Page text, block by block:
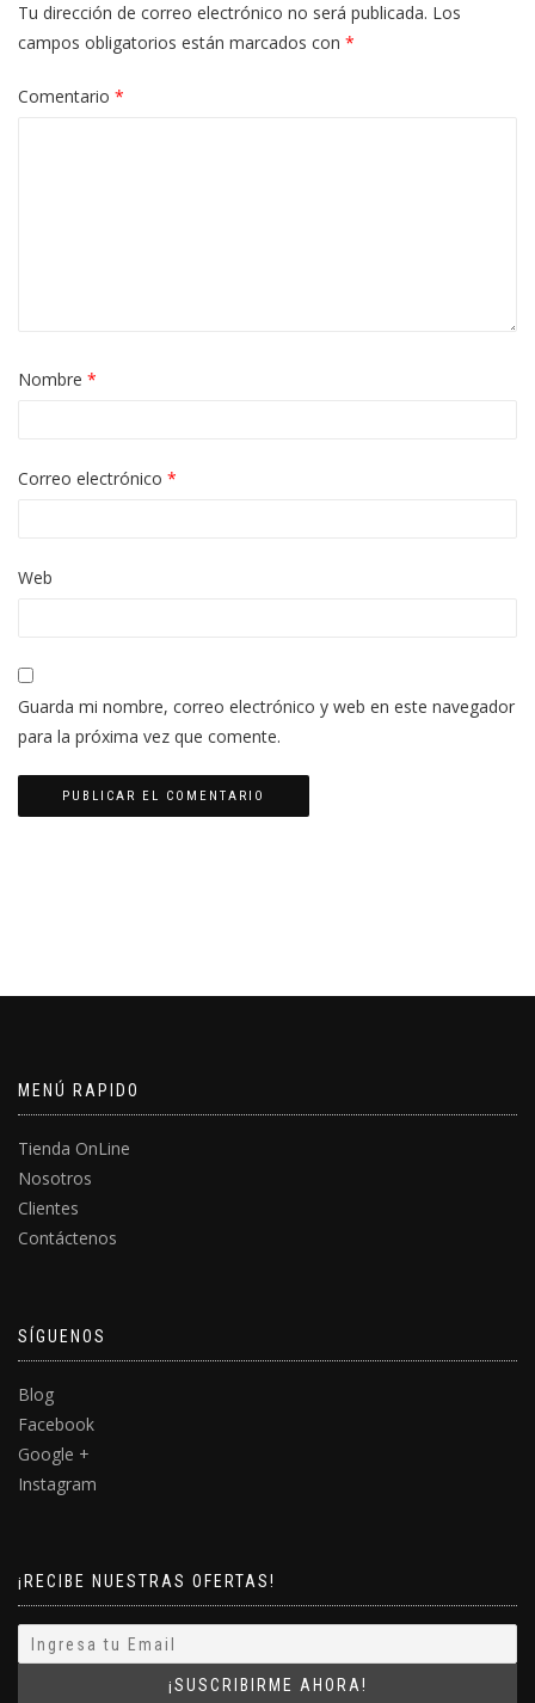
Tu dirección de correo electrónico no será publicada. Los
campos obligatorios están marcados con *
Comentario *
Nombre *
Correo electrónico *
Web
Guarda mi nombre, correo electrónico y web en este navegador
para la próxima vez que comente.
MENÚ RAPIDO
Tienda OnLine
Nosotros
Clientes
Contáctenos
SÍGUENOS
Blog
Facebook
Google +
Instagram
¡RECIBE NUESTRAS OFERTAS!